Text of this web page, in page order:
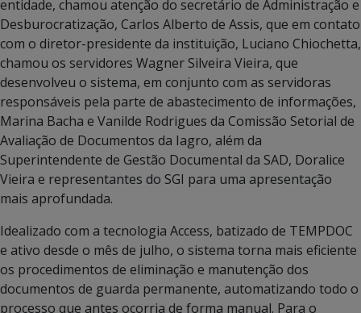
entidade, chamou atenção do secretário de Administração e
Desburocratização, Carlos Alberto de Assis, que em contato
com o diretor-presidente da instituição, Luciano Chiochetta,
chamou os servidores Wagner Silveira Vieira, que
desenvolveu o sistema, em conjunto com as servidoras
responsáveis pela parte de abastecimento de informações,
Marina Bacha e Vanilde Rodrigues da Comissão Setorial de
Avaliação de Documentos da Iagro, além da
Superintendente de Gestão Documental da SAD, Doralice
Vieira e representantes do SGI para uma apresentação
mais aprofundada.
Idealizado com a tecnologia Access, batizado de TEMPDOC
e ativo desde o mês de julho, o sistema torna mais eficiente
os procedimentos de eliminação e manutenção dos
documentos de guarda permanente, automatizando todo o
processo que antes ocorria de forma manual. Para o